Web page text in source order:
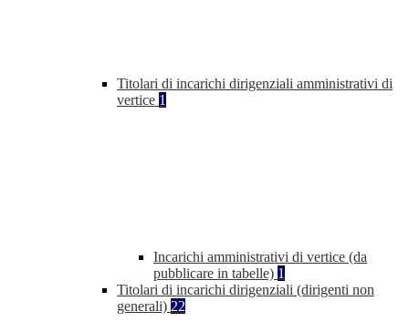
Titolari di incarichi dirigenziali amministrativi di
vertice 1
Incarichi amministrativi di vertice (da
pubblicare in tabelle) 1
Titolari di incarichi dirigenziali (dirigenti non
generali) 22